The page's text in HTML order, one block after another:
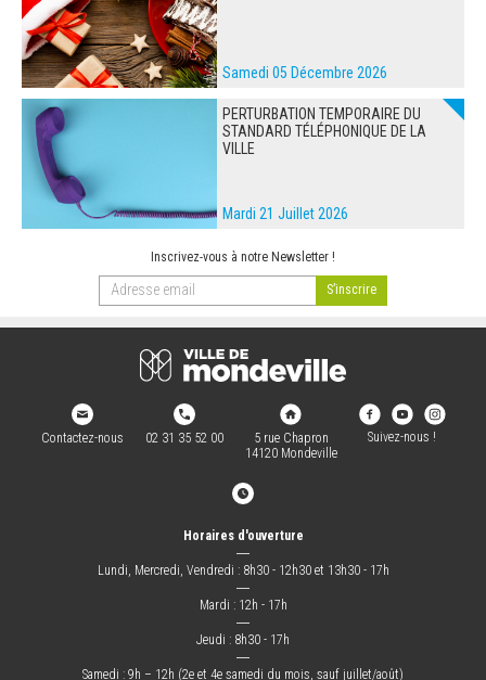
Samedi 05 Décembre 2026
PERTURBATION TEMPORAIRE DU
STANDARD TÉLÉPHONIQUE DE LA
VILLE
Mardi 21 Juillet 2026
Inscrivez-vous à notre Newsletter !
Contactez-nous 02 31 35 52 00
5 rue Chapron
14120 Mondeville
Suivez-nous !
Horaires d'ouverture
―
Lundi, Mercredi, Vendredi : 8h30 - 12h30 et 13h30 - 17h
―
Mardi : 12h - 17h
―
Jeudi : 8h30 - 17h
―
Samedi : 9h – 12h (2e et 4e samedi du mois, sauf juillet/août)